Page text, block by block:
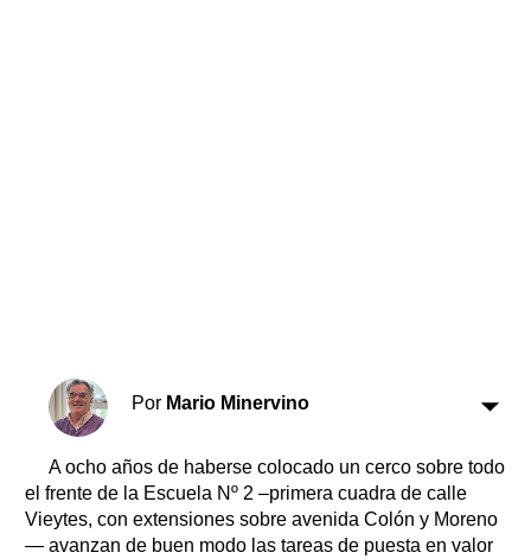
Por Mario Minervino
A ocho años de haberse colocado un cerco sobre todo
el frente de la Escuela Nº 2 –primera cuadra de calle
Vieytes, con extensiones sobre avenida Colón y Moreno
— avanzan de buen modo las tareas de puesta en valor